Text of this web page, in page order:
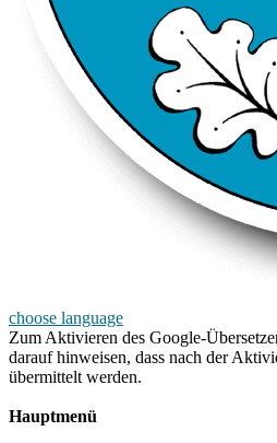
choose language
Zum Aktivieren des Google-
darauf hinweisen, dass nach der
übermittelt werden.
Hauptmenü